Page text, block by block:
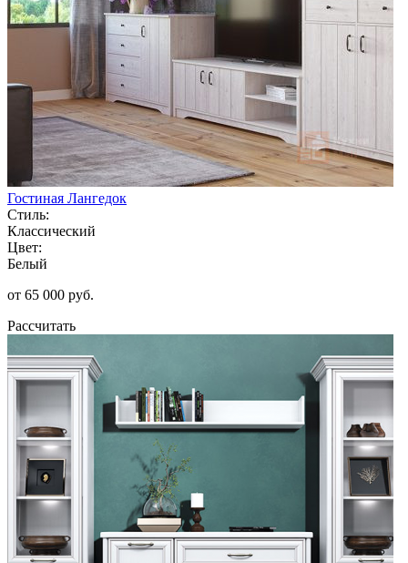
Гостиная Лангедок
Стиль:
Классический
Цвет:
Белый
от 65 000 руб.
Рассчитать